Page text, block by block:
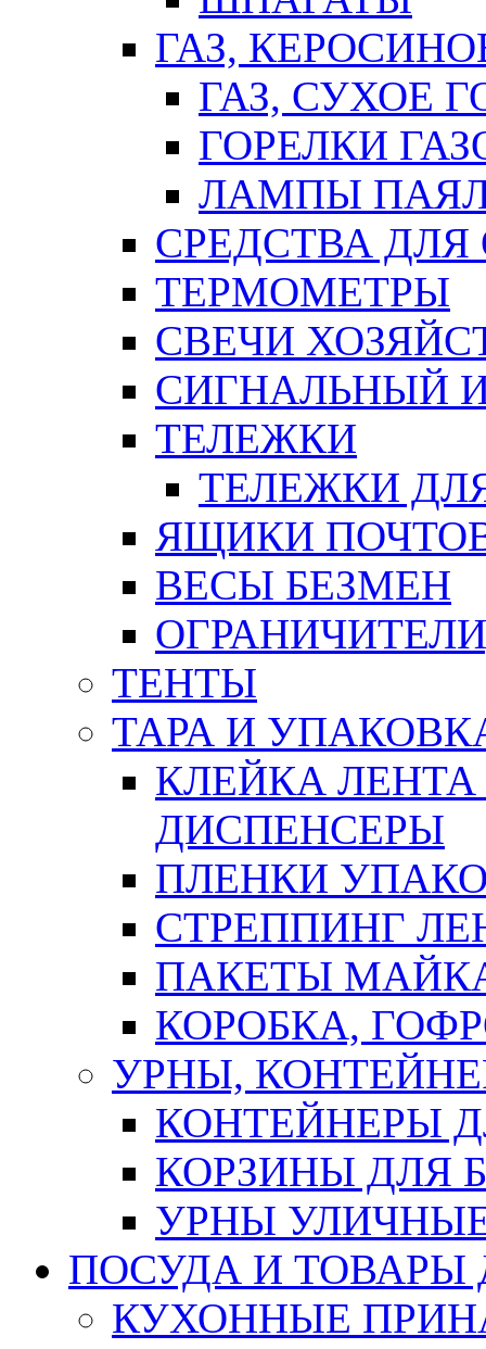
ГАЗ,
ГАЗ, СУХОЕ
ГОРЕЛКИ
ЛАМПЫ
СРЕДСТВА
ТЕРМОМЕТРЫ
СВЕЧИ
СИГНАЛЬНЫЙ
ТЕЛЕЖКИ
ТЕЛЕЖКИ
ЯЩИКИ
ВЕСЫ БЕЗМЕН
ТЕНТЫ
ТАРА И
КЛЕЙКА
ДИСПЕНСЕРЫ
ПЛЕНКИ
СТРЕППИНГ
ПАКЕТЫ
КОРОБКА,
УРНЫ,
КОНТЕЙНЕРЫ
КОРЗИНЫ ДЛЯ
УРНЫ
ПОСУДА И ТОВАРЫ
КУХОННЫЕ